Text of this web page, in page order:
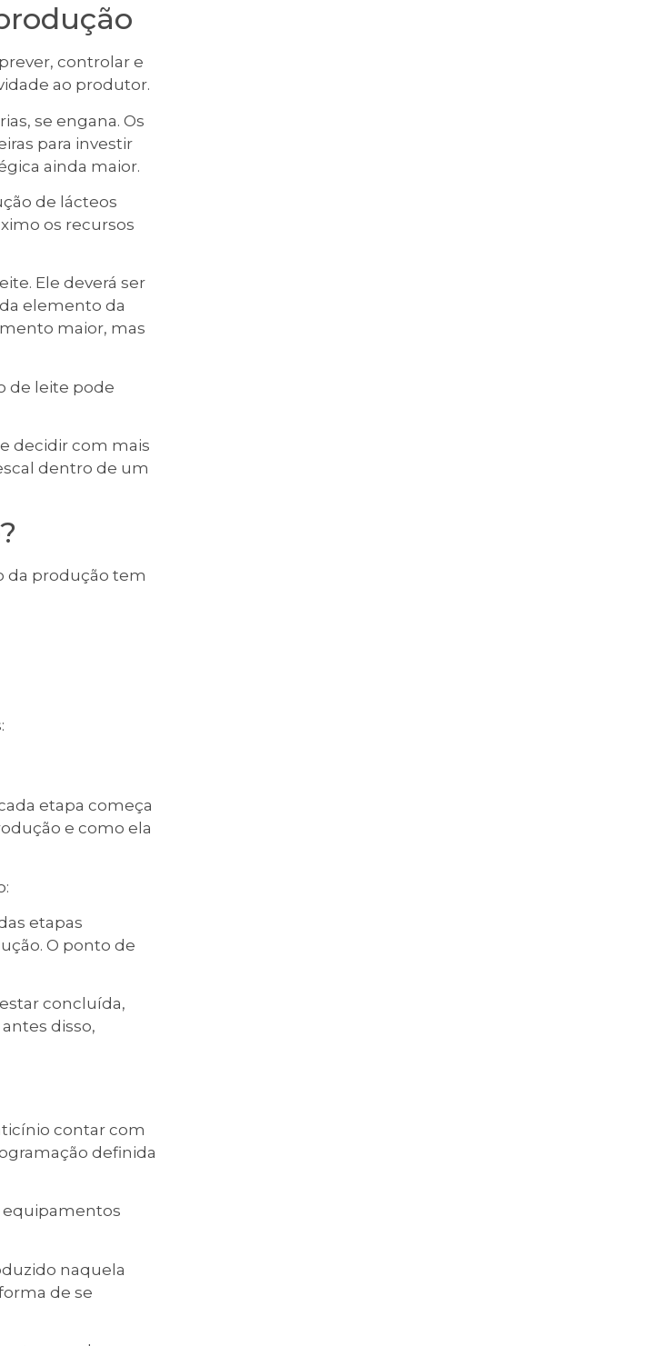
controlar e
ao produtor.
se engana. Os
para investir
ainda maior.
de lácteos
os recursos
Ele deverá ser
elemento da
maior, mas
de leite pode
decidir com mais
dentro de um
da produção tem
etapa começa
e como ela
etapas
O ponto de
concluída,
disso,
contar com
definida
equipamentos
naquela
de se